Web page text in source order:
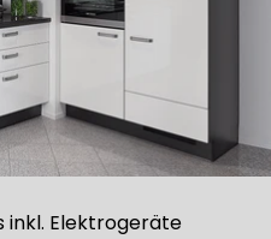
inkl. Elektrogeräte